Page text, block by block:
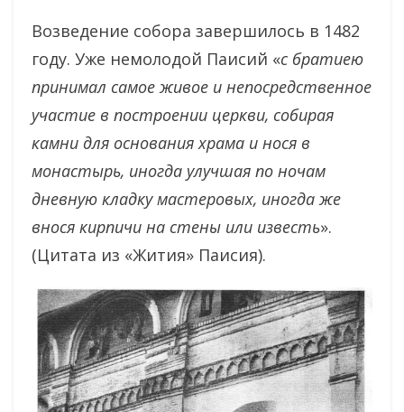
Возведение собора завершилось в 1482
году. Уже немолодой Паисий «с братиею
принимал самое живое и непосредственное
участие в построении церкви, собирая
камни для основания храма и нося в
монастырь, иногда улучшая по ночам
дневную кладку мастеровых, иногда же
внося кирпичи на стены или известь».
(Цитата из «Жития» Паисия).